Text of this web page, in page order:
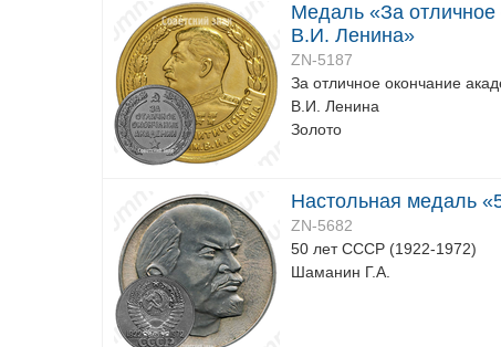
Медаль «За
В.И. Ленина»
ZN-5187
За отличное окончание
В.И. Ленина
Золото
Настольная медаль
ZN-5682
50 лет СССР (1922-1972)
Шаманин Г.А.